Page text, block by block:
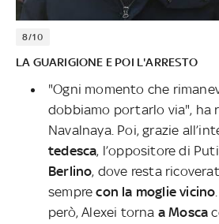
8/10
LA GUARIGIONE E POI L'ARRESTO
"Ogni momento che
dobbiamo portarlo via", ha
Navalnaya. Poi, grazie
tedesca, l’oppositore di
Berlino, dove resta
semprecon la moglie vicino
però, Alexei torna a Mosca